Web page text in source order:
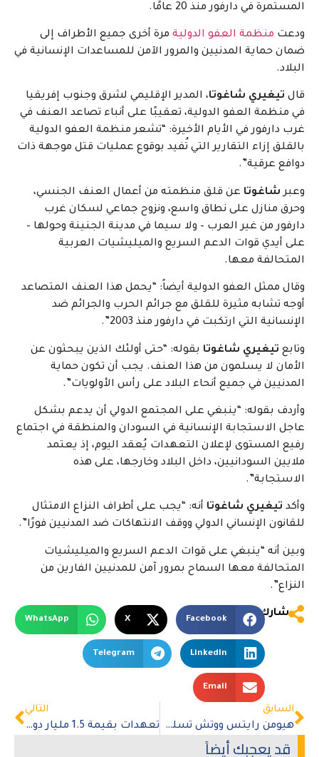
المستمرة في دارفور منذ 20 عامًا.
ودعت منظمة العفو الدولية مرة أخرى جميع الأطراف إلى
ضمان حماية المدنيين والمرور الآمن للمساعدات الإنسانية في
البلاد.
قال تيغيري شاغوتا، المدير الإقليمي لشرق وجنوب إفريقيا
في منظمة العفو الدولية، تعقيبًا على أنباء تصاعد العنف في
غرب دارفور في الأيام الأخيرة: “تشعر منظمة العفو الدولية
بالقلق إزاء التقارير التي تُفيد بوقوع عمليات قتل موجهة ذات
دوافع عرقية”.
وعبرشاغوتا عن قلق منظمته من أعمال العنف الجنسي،
وحرق منازل على نطاق واسع، ونزوح جماعي لسكان غرب
دارفور من غير العرب – ولا سيما في مدينة الجنينة وحولها –
على أيدي قوات الدعم السريع والميليشيات العربية
المتحالفة معها.
وقال ممثل العفو الدولية أيضاً: “يحمل هذا العنف المتصاعد
أوجه تشابه مثيرة للقلق مع جرائم الحرب والجرائم ضد
الإنسانية التي ارتكبت في دارفور منذ 2003”.
وتابع تيغيري شاغوتا بقوله: “حتى أولئك الذين يبحثون عن
الأمان لا يسلمون من هذا العنف. يجب أن تكون حماية
المدنيين في جميع أنحاء البلاد على رأس الأولويات”.
وأردف بقوله: “ينبغي على المجتمع الدولي أن يدعم بشكل
عاجل الاستجابة الإنسانية في السودان والمنطقة في اجتماع
رفيع المستوى لإعلان التعهدات يُعقد اليوم، إذ يعتمد
ملايين السودانيين، داخل البلاد وخارجها، على هذه
الاستجابة”.
وأكد تيغيري شاغوتا أنه: “يجب على أطراف النزاع الامتثال
للقانون الإنساني الدولي ووقف الانتهاكات ضد المدنيين فورًا”.
وبين أنه “ينبغي على قوات الدعم السريع والميليشيات
المتحالفة معها السماح بمرور آمن للمدنيين الفارين من
النزاع”.
شارك
Facebook
X
WhatsApp
LinkedIn
Telegram
Email
السابق
هيومن رايتس ووتش تسلط الضوع على القتلى في حدود مليلية بالمغرب
التالي
تعهدات بقيمة 1.5 مليار دولار لدعم الاستجابة الإنسانية في السودان والمنطقة
قد يعجبك أيضاً